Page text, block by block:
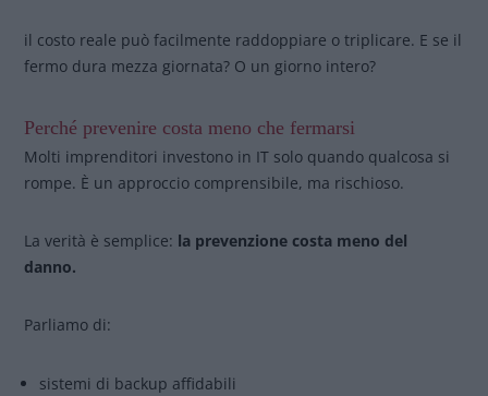
il costo reale può facilmente raddoppiare o triplicare. E se il
fermo dura mezza giornata? O un giorno intero?
Perché prevenire costa meno che fermarsi
Molti imprenditori investono in IT solo quando qualcosa si
rompe. È un approccio comprensibile, ma rischioso.
La verità è semplice: la prevenzione costa meno del
danno.
Parliamo di:
sistemi di backup affidabili